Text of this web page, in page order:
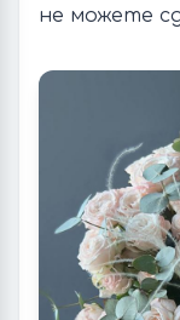
не можете